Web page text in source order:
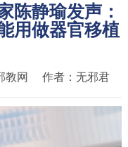
陈静瑜发声：
用做器官移植
教网 作者： 无邪君